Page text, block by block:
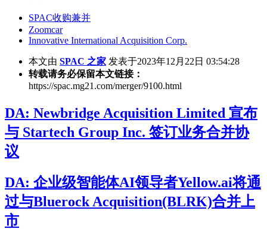
SPAC收购兼并
Zoomcar
Innovative International Acquisition Corp.
本文由 SPAC 之家 发表于2023年12月22日 03:54:28
转载请务必保留本文链接：
https://spac.mg21.com/merger/9100.html
DA: Newbridge Acquisition Limited 宣布
与 Startech Group Inc. 签订业务合并协
议
DA: 企业级智能体AI领导者Yellow.ai将通
过与Bluerock Acquisition(BLRK)合并上
市